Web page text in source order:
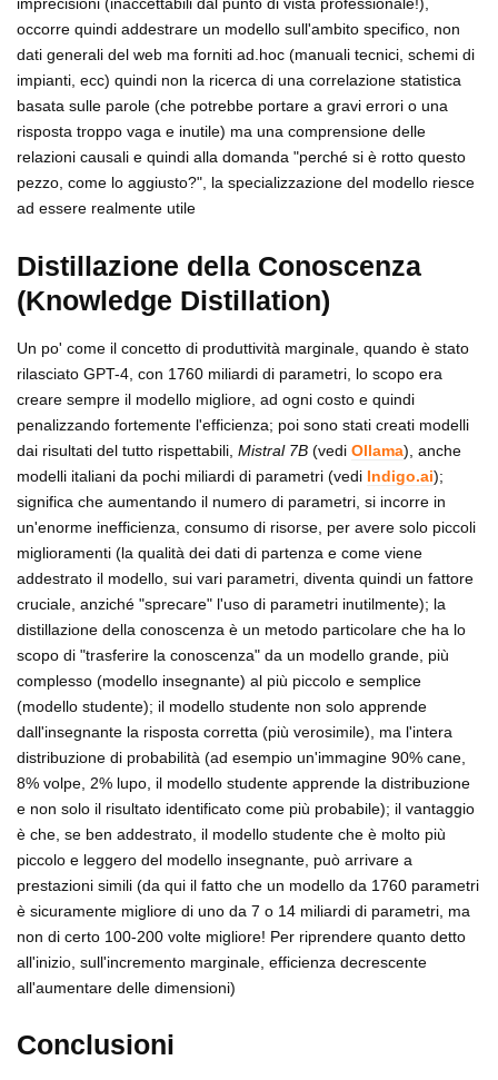
imprecisioni (inaccettabili dal punto di vista professionale!),
occorre quindi addestrare un modello sull'ambito specifico, non
dati generali del web ma forniti ad.hoc (manuali tecnici, schemi di
impianti, ecc) quindi non la ricerca di una correlazione statistica
basata sulle parole (che potrebbe portare a gravi errori o una
risposta troppo vaga e inutile) ma una comprensione delle
relazioni causali e quindi alla domanda "perché si è rotto questo
pezzo, come lo aggiusto?", la specializzazione del modello riesce
ad essere realmente utile
Distillazione della Conoscenza
(Knowledge Distillation)
Un po' come il concetto di produttività marginale, quando è stato
rilasciato GPT-4, con 1760 miliardi di parametri, lo scopo era
creare sempre il modello migliore, ad ogni costo e quindi
penalizzando fortemente l'efficienza; poi sono stati creati modelli
dai risultati del tutto rispettabili, Mistral 7B (vedi Ollama), anche
modelli italiani da pochi miliardi di parametri (vedi Indigo.ai);
significa che aumentando il numero di parametri, si incorre in
un'enorme inefficienza, consumo di risorse, per avere solo piccoli
miglioramenti (la qualità dei dati di partenza e come viene
addestrato il modello, sui vari parametri, diventa quindi un fattore
cruciale, anziché "sprecare" l'uso di parametri inutilmente); la
distillazione della conoscenza è un metodo particolare che ha lo
scopo di "trasferire la conoscenza" da un modello grande, più
complesso (modello insegnante) al più piccolo e semplice
(modello studente); il modello studente non solo apprende
dall'insegnante la risposta corretta (più verosimile), ma l'intera
distribuzione di probabilità (ad esempio un'immagine 90% cane,
8% volpe, 2% lupo, il modello studente apprende la distribuzione
e non solo il risultato identificato come più probabile); il vantaggio
è che, se ben addestrato, il modello studente che è molto più
piccolo e leggero del modello insegnante, può arrivare a
prestazioni simili (da qui il fatto che un modello da 1760 parametri
è sicuramente migliore di uno da 7 o 14 miliardi di parametri, ma
non di certo 100-200 volte migliore! Per riprendere quanto detto
all'inizio, sull'incremento marginale, efficienza decrescente
all'aumentare delle dimensioni)
Conclusioni